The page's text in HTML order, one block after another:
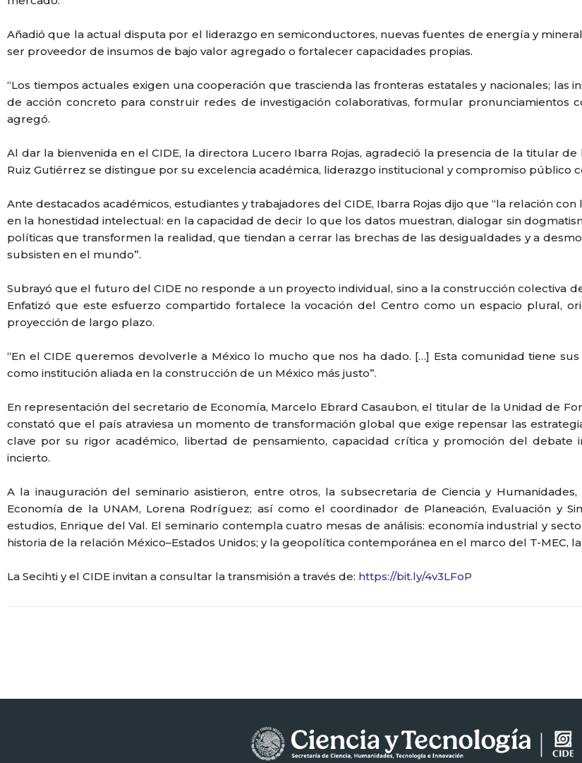
Añadió que la actual disputa por el liderazgo en semiconductores, nuevas fuentes de energía y
ser proveedor de insumos de bajo valor agregado o fortalecer capacidades propias.
“Los tiempos actuales exigen una cooperación que trascienda las fronteras estatales y nacionales;
de acción concreto para construir redes de investigación colaborativas, formular pronunciamientos
agregó.
Al dar la bienvenida en el CIDE, la directora Lucero Ibarra Rojas, agradeció la presencia de la titular
Ruiz Gutiérrez se distingue por su excelencia académica, liderazgo institucional y compromiso público
Ante destacados académicos, estudiantes y trabajadores del CIDE, Ibarra Rojas dijo que “la relación
en la honestidad intelectual: en la capacidad de decir lo que los datos muestran, dialogar sin
políticas que transformen la realidad, que tiendan a cerrar las brechas de las desigualdades y a
subsisten en el mundo”.
Subrayó que el futuro del CIDE no responde a un proyecto individual, sino a la construcción colectiva
Enfatizó que este esfuerzo compartido fortalece la vocación del Centro como un espacio plural,
proyección de largo plazo.
“En el CIDE queremos devolverle a México lo mucho que nos ha dado. […] Esta comunidad tiene
como institución aliada en la construcción de un México más justo”.
En representación del secretario de Economía, Marcelo Ebrard Casaubon, el titular de la Unidad de
constató que el país atraviesa un momento de transformación global que exige repensar las
clave por su rigor académico, libertad de pensamiento, capacidad crítica y promoción del debate
incierto.
A la inauguración del seminario asistieron, entre otros, la subsecretaria de Ciencia y
Economía de la UNAM, Lorena Rodríguez; así como el coordinador de Planeación, Evaluación y
estudios, Enrique del Val. El seminario contempla cuatro mesas de análisis: economía industrial y
historia de la relación México–Estados Unidos; y la geopolítica contemporánea en el marco del T-MEC,
La Secihti y el CIDE invitan a consultar la transmisión a través de: https://bit.ly/4v3LFoP